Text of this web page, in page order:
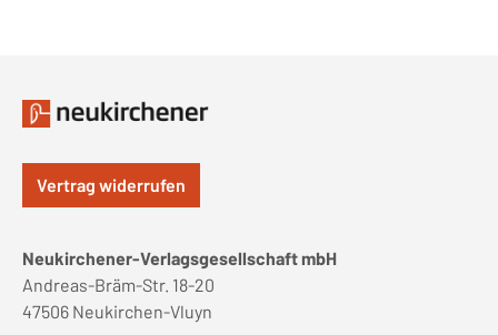
Vertrag widerrufen
Neukirchener-Verlagsgesellschaft mbH
Andreas-Bräm-Str. 18-20
47506 Neukirchen-Vluyn